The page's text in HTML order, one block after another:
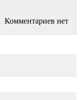
Комментариев нет